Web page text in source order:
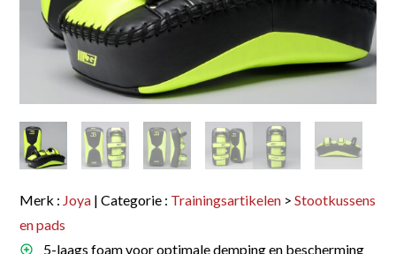
Merk : Joya | Categorie : Trainingsartikelen >Stootkussens
en pads
5-laags foam voor optimale demping en bescherming